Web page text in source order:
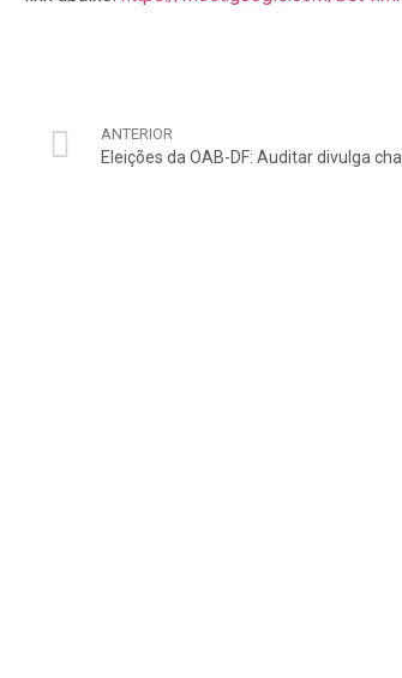
ANTERIOR